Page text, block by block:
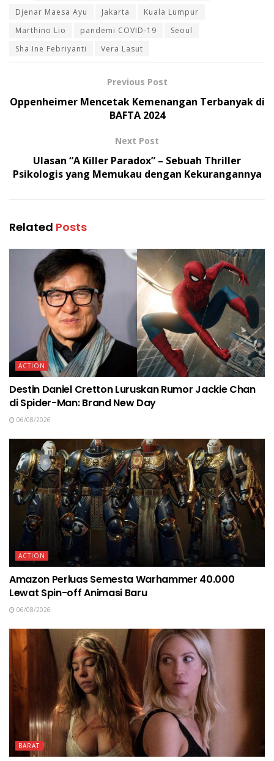
Djenar Maesa Ayu
Jakarta
Kuala Lumpur
Marthino Lio
pandemi COVID-19
Seoul
Sha Ine Febriyanti
Vera Lasut
Previous Post
Oppenheimer Mencetak Kemenangan Terbanyak di
BAFTA 2024
Next Post
Ulasan “A Killer Paradox” – Sebuah Thriller
Psikologis yang Memukau dengan Kekurangannya
Related Posts
ACTION
Destin Daniel Cretton Luruskan Rumor Jackie Chan
di Spider-Man: Brand New Day
06/08/2026
ACTION
Amazon Perluas Semesta Warhammer 40.000
Lewat Spin-off Animasi Baru
06/08/2026
BARAT